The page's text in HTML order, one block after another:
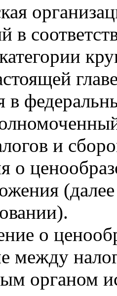
в
в
и
о
о
между
органом